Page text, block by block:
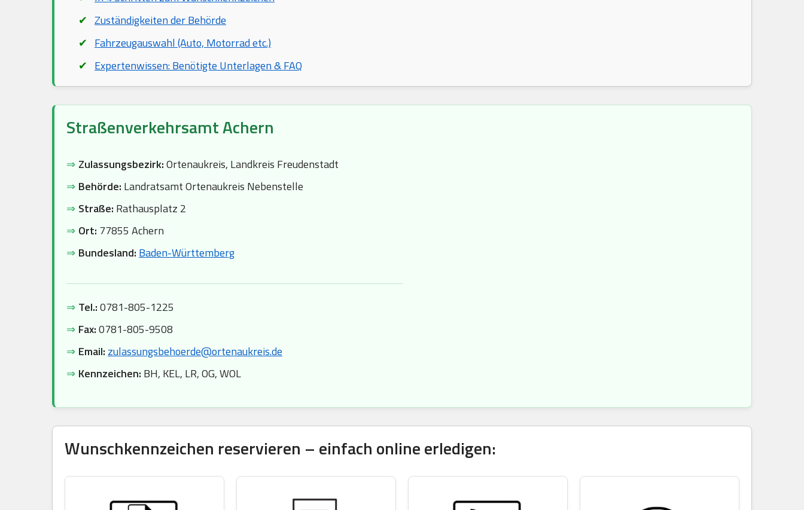
Zuständigkeiten der Behörde
Fahrzeugauswahl (Auto, Motorrad etc.)
Expertenwissen: Benötigte Unterlagen & FAQ
Straßenverkehrsamt Achern
⇒ Zulassungsbezirk:Ortenaukreis, Landkreis Freudenstadt
⇒ Behörde: Landratsamt Ortenaukreis Nebenstelle
⇒ Straße: Rathausplatz 2
⇒ Ort: 77855 Achern
⇒ Bundesland: Baden-Württemberg
⇒ Tel.:0781-805-1225
⇒ Fax:0781-805-9508
⇒ Email: zulassungsbehoerde@ortenaukreis.de
⇒ Kennzeichen: BH, KEL, LR, OG, WOL
Wunschkennzeichen reservieren – einfach online erledigen: